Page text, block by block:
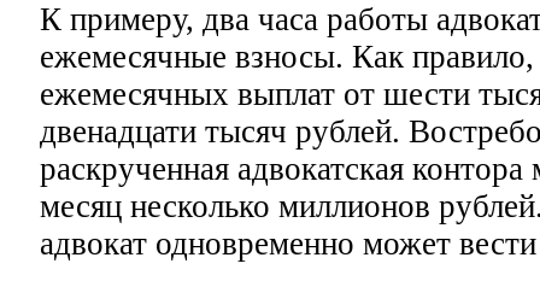
К примеру, два часа работы
ежемесячные взносы. Как
ежемесячных выплат от шести
двенадцати тысяч рублей.
раскрученная адвокатская контора
месяц несколько миллионов
адвокат одновременно может